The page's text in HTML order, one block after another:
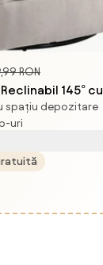
RON
145° cu
5 Programe și 8
de
Romania
spațiu depozitare
uri